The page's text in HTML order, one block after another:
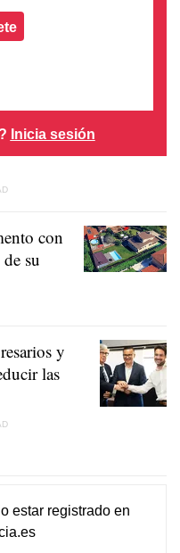
Inicia sesión
con
su
y
las
estar registradoen